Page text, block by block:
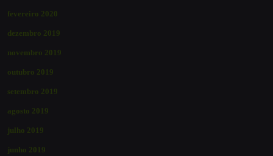
fevereiro 2020
dezembro 2019
novembro 2019
outubro 2019
setembro 2019
agosto 2019
julho 2019
junho 2019